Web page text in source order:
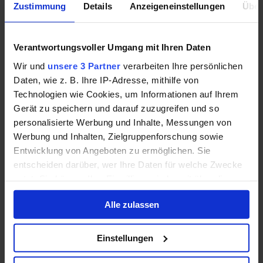
Zustimmung Details Anzeigeneinstellungen
Verantwortungsvoller Umgang mit Ihren Daten
Wir und unsere 3 Partner verarbeiten Ihre persönlichen
Daten, wie z. B. Ihre IP-Adresse, mithilfe von
Technologien wie Cookies, um Informationen auf Ihrem
Gerät zu speichern und darauf zuzugreifen und so
personalisierte Werbung und Inhalte, Messungen von
Werbung und Inhalten, Zielgruppenforschung sowie
Entwicklung von Angeboten zu ermöglichen. Sie
entscheiden darüber, wer Ihre Daten für welche Zwecke
Cookie-Erklärung oder durch Klicken auf das Privacy
Trigger Symbol ändern oder widerrufen
Wenn Sie es erlauben, würden wir auch gerne:
Informationen über Ihre geografische Lage
Alle zulassen
Einstellungen
Die beiden Hauptvorteile von Wasserstoff sind zwei
Akkus.
Lange Ladezeiten – einTeslaModel 3 benötigt mehrere
Stunden an einer haushaltsüblichen Niederspannungs-
Steckdose.
Die Reichweiten sind eingeschränkt – ein Model 3
schafft theoretisch rund 560 km mit einer Ladung.
Was bei Pkws noch vertretbar erscheint, wird
auf dem aktuellen Stand der Technik sind für diese
Anwendungen in meinen Augen schlichtweg
ungeeignet.
Wenn man sich allerdings auf die „Basics“ eines